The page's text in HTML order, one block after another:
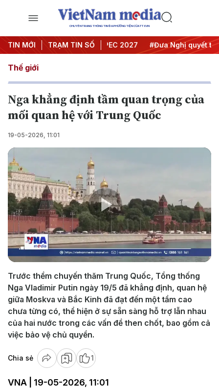
CHUYÊN TRANG THÔNG TIN ĐA PHƯƠNG TIỆN CỦA TTXVN
TIN MỚI TRẠM TIN SỐ
nghị Trung ương 3 #APEC 2027 #Đưa Nghị quyết thành
Thế giới
Nga khẳng định tầm quan trọng của
mối quan hệ với Trung Quốc
19-05-2026, 11:01
Play
Video
Trước thềm chuyến thăm Trung Quốc, Tổng thống
Nga Vladimir Putin ngày 19/5 đã khẳng định, quan hệ
giữa Moskva và Bắc Kinh đã đạt đến một tầm cao
chưa từng có, thể hiện ở sự sẵn sàng hỗ trợ lẫn nhau
của hai nước trong các vấn đề then chốt, bao gồm cả
việc bảo vệ chủ quyền.
Chia sẻ 1
VNA | 19-05-2026, 11:01